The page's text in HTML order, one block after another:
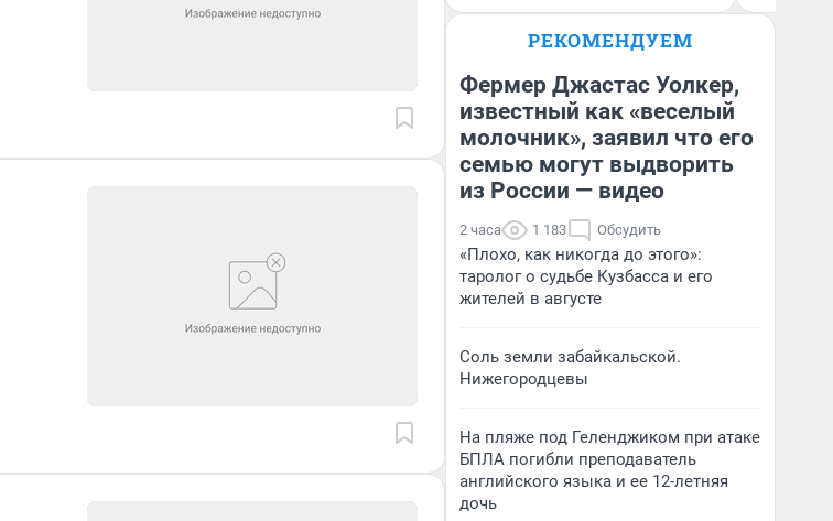
РЕКОМЕНДУЕМ
Фермер Джастас Уолкер,
известный как «веселый
молочник», заявил что его
семью могут выдворить
из России — видео
2 часа 1 183 Обсудить
«Плохо, как никогда до этого»:
таролог о судьбе Кузбасса и его
жителей в августе
Соль земли забайкальской.
Нижегородцевы
На пляже под Геленджиком при атаке
БПЛА погибли преподаватель
английского языка и ее 12-летняя
дочь